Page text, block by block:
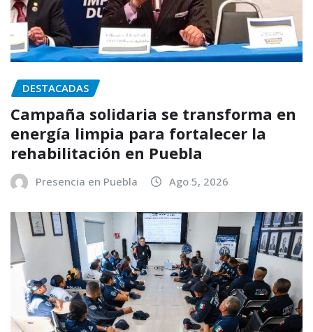
DESTACADAS
Campaña solidaria se transforma en
energía limpia para fortalecer la
rehabilitación en Puebla
Presencia en Puebla Ago 5, 2026